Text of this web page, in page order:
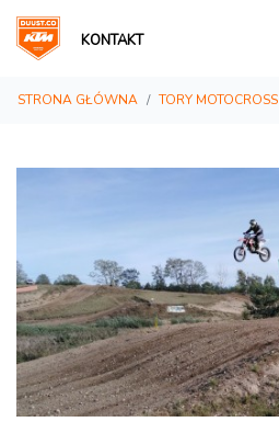
KONTAKT
STRONA GŁÓWNA TORY MOTOCROSS